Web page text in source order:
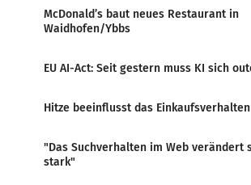
McDonald’s baut neues Restaurant in
Waidhofen/Ybbs
EU AI-Act: Seit gestern muss KI sich
Hitze beeinflusst das Einkaufsverhalten
"Das Suchverhalten im Web verändert
stark"